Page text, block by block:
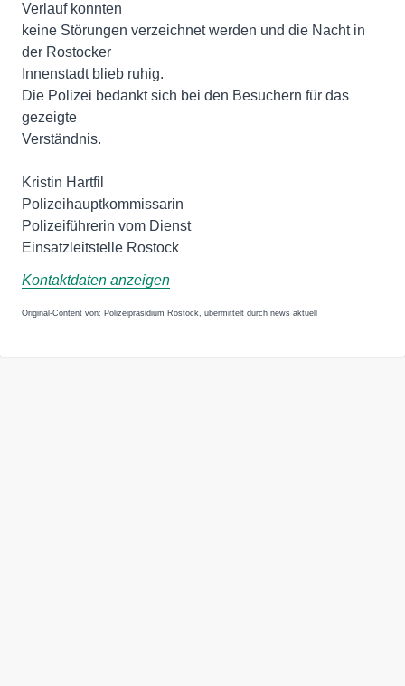
Verlauf konnten
keine Störungen verzeichnet werden und die Nacht in
der Rostocker
Innenstadt blieb ruhig.
Die Polizei bedankt sich bei den Besuchern für das
gezeigte
Verständnis.
Kristin Hartfil
Polizeihauptkommissarin
Polizeiführerin vom Dienst
Einsatzleitstelle Rostock
Kontaktdaten anzeigen
Original-Content von: Polizeipräsidium Rostock, übermittelt durch news aktuell